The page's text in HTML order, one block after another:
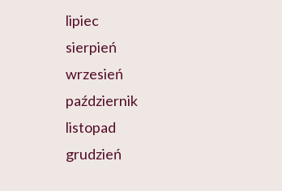
lipiec
sierpień
wrzesień
październik
listopad
grudzień